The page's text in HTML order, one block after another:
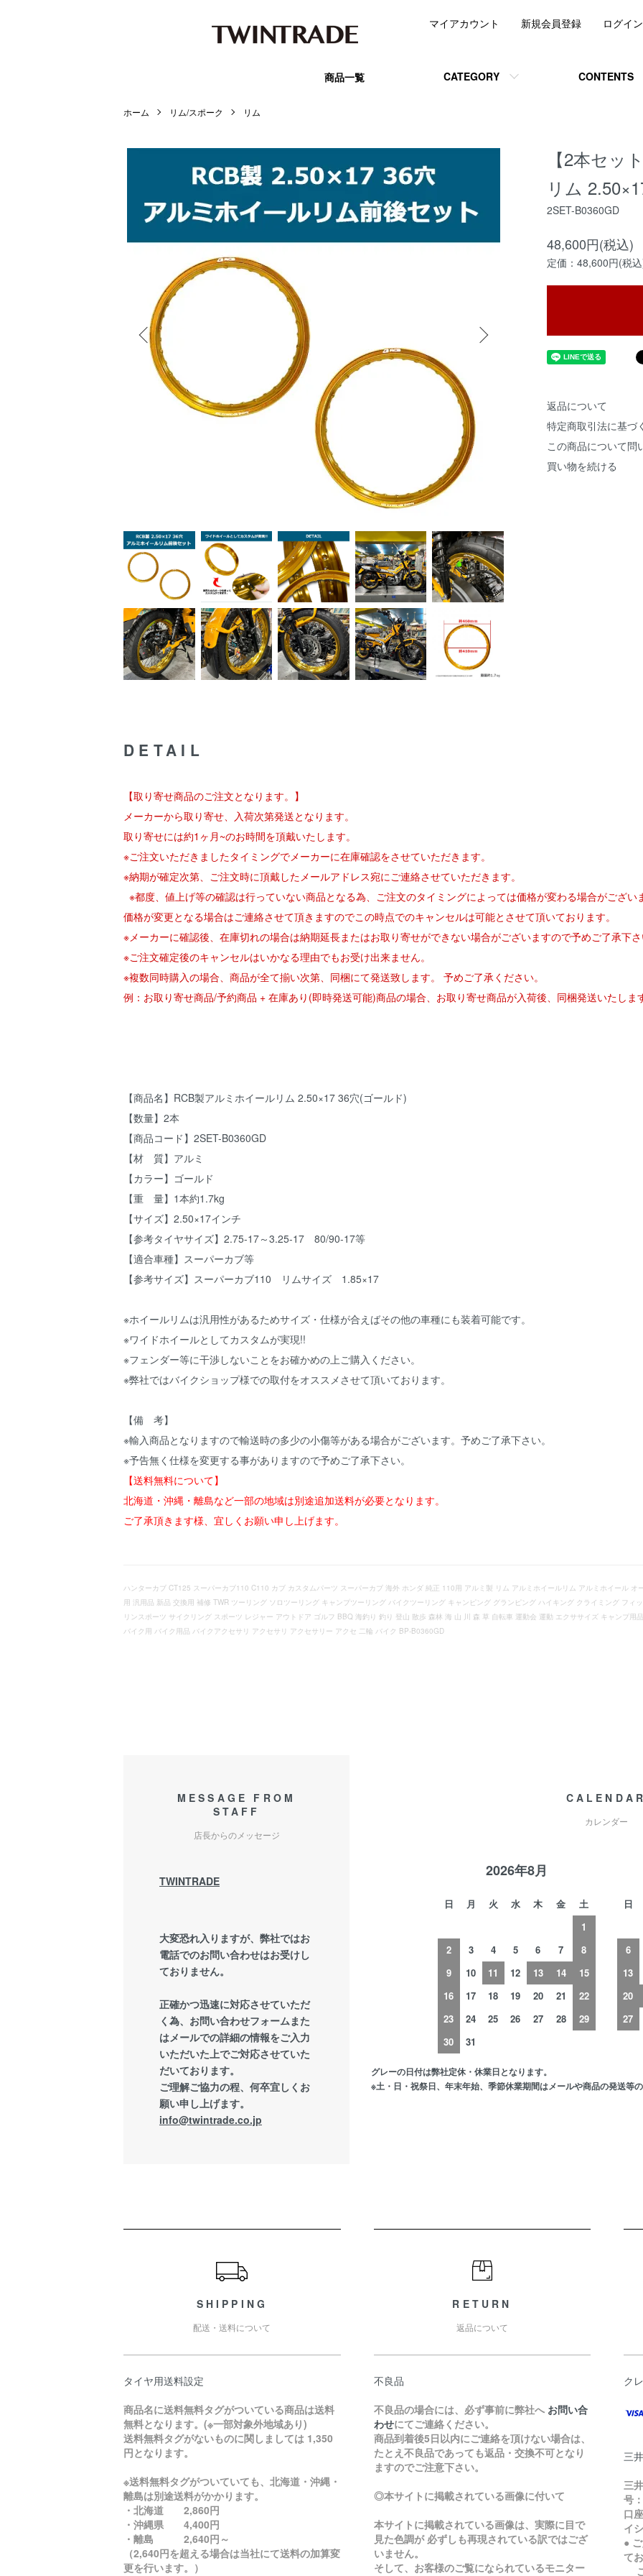
商品一覧 CATEGORY CONTENTS
マイアカウント 新規会員登録 ログイン
ホーム リム/スポーク リム
【2本セッ
リム
2SET-B0360GD
48,600円(税込)
定価：48,600円(税
返品について
特定商取引法に基づ
この商品について問
買い物を続ける
DETAIL
【取り寄せ商品のご注文となります。】
メーカーから取り寄せ、入荷次第発送となります。
取り寄せには約1ヶ月~のお時間を頂戴いたします。
※ご注文いただきましたタイミングでメーカーに在庫確認をさせていただきます。
※納期が確定次第、ご注文時に頂戴したメールアドレス宛にご連絡させていただきます。
※都度、値上げ等の確認は行っていない商品となる為、ご注文のタイミングによっては価格が変わる場合がござい
価格が変更となる場合はご連絡させて頂きますのでこの時点でのキャンセルは可能とさせて頂いております。
※メーカーに確認後、在庫切れの場合は納期延長またはお取り寄せができない場合がございますので予めご了承下さ
※ご注文確定後のキャンセルはいかなる理由でもお受け出来ません。
※複数同時購入の場合、商品が全て揃い次第、同梱にて発送致します。 予めご了承ください。
例：お取り寄せ商品/予約商品 + 在庫あり(即時発送可能)商品の場合、お取り寄せ商品が入荷後、同梱発送いたします
【商品名】RCB製アルミホイールリム 2.50×17 36穴(ゴールド)
【数量】2本
【商品コード】2SET-B0360GD
【材 質】アルミ
【カラー】ゴールド
【重 量】1本約1.7kg
【サイズ】2.50×17インチ
【参考タイヤサイズ】2.75-17～3.25-17 80/90-17等
【適合車種】スーパーカブ等
【参考サイズ】スーパーカブ110 リムサイズ 1.85×17
※ホイールリムは汎用性があるためサイズ・仕様が合えばその他の車種にも装着可能です。
※ワイドホイールとしてカスタムが実現!!
※フェンダー等に干渉しないことをお確かめの上ご購入ください。
※弊社ではバイクショップ様での取付をオススメさせて頂いております。
【備 考】
※輸入商品となりますので輸送時の多少の小傷等がある場合がございます。予めご了承下さい。
※予告無く仕様を変更する事がありますので予めご了承下さい。
【送料無料について】
北海道・沖縄・離島など一部の地域は別途追加送料が必要となります。
ご了承頂きます様、宜しくお願い申し上げます。
ハンターカブ CT125 スーパーカブ110 C110 カブ カスタムパーツ スーパーカブ 海外 ホンダ 純正 110用 アルミ製 リム アルミホイールリム アルミホイール
用 汎用品 新品 交換用 補修 TWR ツーリング ソロツーリング キャンプツーリング バイクツーリング キャンピング グランピング ハイキング クライミング フィ
リンスポーツ サイクリング スポーツ レジャー アウトドア ゴルフ BBQ 海釣り 釣り 登山 散歩 森林 海 山 川 森 草 自転車 運動会 運動 エクササイズ キャンプ用
バイク用 バイク用品 バイクアクセサリ アクセサリ アクセサリー アクセ 二輪 バイク BP-B0360GD
MESSAGE FROM
STAFF
店長からのメッセージ
TWINTRADE
大変恐れ入りますが、弊社ではお
電話でのお問い合わせはお受けし
ておりません。
正確かつ迅速に対応させていただ
く為、お問い合わせフォームまた
はメールでの詳細の情報をご入力
いただいた上でご対応させていた
だいております。
ご理解ご協力の程、何卒宜しくお
願い申し上げます。
info@twintrade.co.jp
CALENDAR
カレンダー
2026年8月
日 月 火 水 木 金
土
1
2
3 4 5 6 7
8
9
10 11 12 13 14
15
16
17 18 19 20 21
22
23
24 25 26 27 28
29
30
31
日
6
13
20
27
グレーの日付は弊社定休・休業日となります。
※土・日・祝祭日、年末年始、季節休業期間はメールや商品の発送等
SHIPPING
配送・送料について
タイヤ用送料設定
商品名に送料無料タグがついている商品は送料
無料となります。(※一部対象外地域あり)
送料無料タグがないものに関しましては 1,350
円となります。
※送料無料タグがついていても、北海道・沖縄・
離島は別途送料がかかります。
・北海道 2,860円
・沖縄県 4,400円
・離島 2,640円～
（2,640円を超える場合は当社にて送料の加算変
更を行います。）
RETURN
返品について
不良品
不良品の場合には、必ず事前に弊社へ お問い合
わせにてご連絡ください。
商品到着後5日以内にご連絡を頂けない場合は、
たとえ不良品であっても返品・交換不可となり
ますのでご注意下さい。
◎本サイトに掲載されている画像に付いて
本サイトに掲載されている画像は、実際に目で
見た色調が 必ずしも再現されている訳ではござ
いません。
そして、お客様のご覧になられているモニター
ク
三
三
号
口
イ
●
て